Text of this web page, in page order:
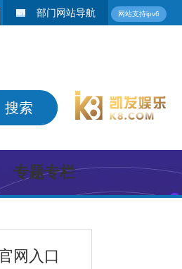
部门网站导航 网站支持ipv6
专题专栏
网入口